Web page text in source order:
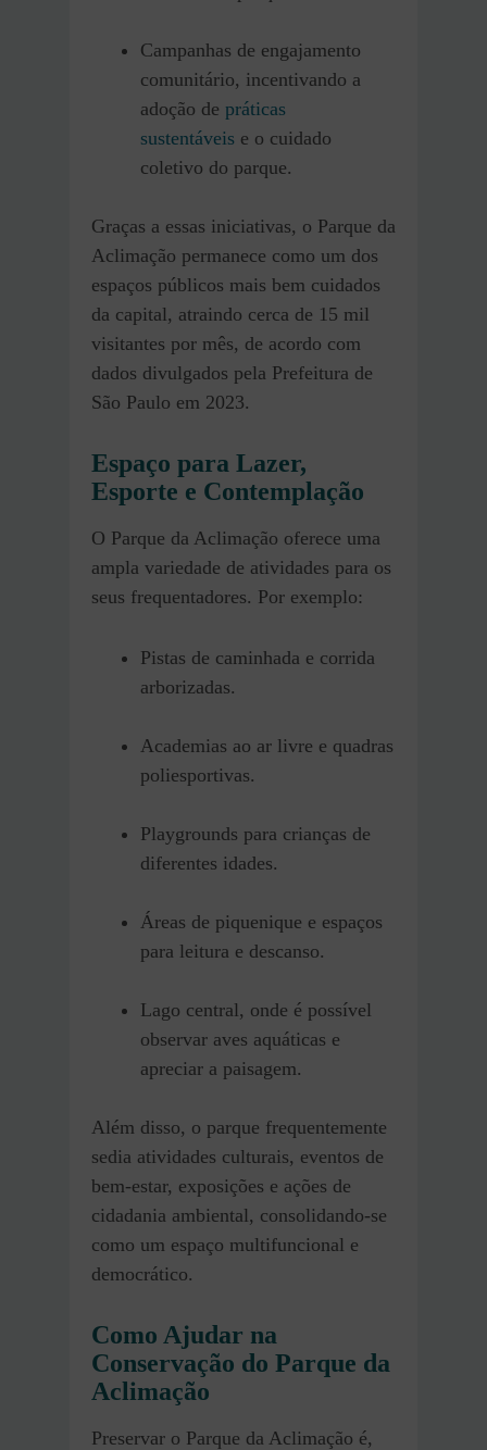
Campanhas de engajamento
comunitário, incentivando a
adoção de práticas
sustentáveis e o cuidado
coletivo do parque.
Graças a essas iniciativas, o Parque da
Aclimação permanece como um dos
espaços públicos mais bem cuidados
da capital, atraindo cerca de 15 mil
visitantes por mês, de acordo com
dados divulgados pela Prefeitura de
São Paulo em 2023.
Espaço para Lazer,
Esporte e Contemplação
O Parque da Aclimação oferece uma
ampla variedade de atividades para os
seus frequentadores. Por exemplo:
Pistas de caminhada e corrida
arborizadas.
Academias ao ar livre e quadras
poliesportivas.
Playgrounds para crianças de
diferentes idades.
Áreas de piquenique e espaços
para leitura e descanso.
Lago central, onde é possível
observar aves aquáticas e
apreciar a paisagem.
Além disso, o parque frequentemente
sedia atividades culturais, eventos de
bem-estar, exposições e ações de
cidadania ambiental, consolidando-se
como um espaço multifuncional e
democrático.
Como Ajudar na
Conservação do Parque da
Aclimação
Preservar o Parque da Aclimação é,